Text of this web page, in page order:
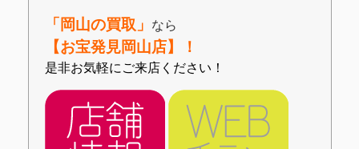
「岡山の買取」 なら
【お宝発見岡山店】！
是非お気軽にご来店ください！